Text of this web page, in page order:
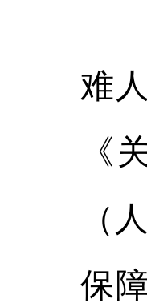
为
难
《
（
保